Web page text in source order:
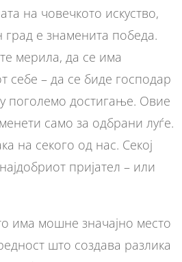
на човечкото искуство,
е знаменита победа.
мерила, да се има
себе – да се биде господар
поголемо достигање. Овие
само за одбрани луѓе.
на секого од нас. Секој
пријател – или
има мошне значајно место
што создава разлика